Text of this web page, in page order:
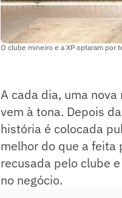
O clube mineiro e a XP optaram por
A cada dia, uma
vem à tona. Depois
história é colocada
melhor do que a feita
recusada pelo clube
no negócio.